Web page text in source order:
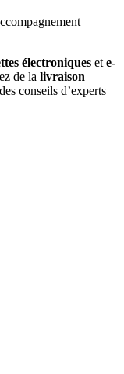
électroniques ete-
de la livraison
conseils d’experts